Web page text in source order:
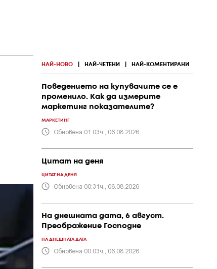
НАЙ-НОВО НАЙ-ЧЕТЕНИ НАЙ-КОМЕНТИРАНИ
Поведението на купувачите се е
променило. Как да измерите
маркетинг показателите?
МАРКЕТИНГ
Обновена 01:03ч., 06.08.2026
Цитат на деня
ЦИТАТ НА ДЕНЯ
Обновена 00:31ч., 06.08.2026
На днешната дата, 6 август.
Преображение Господне
НА ДНЕШНАТА ДАТА
Обновена 00:03ч., 06.08.2026